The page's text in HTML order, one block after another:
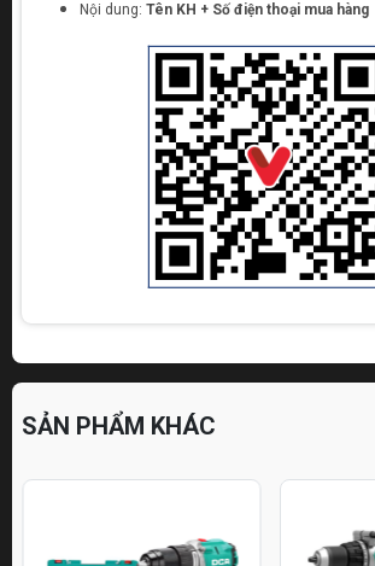
Nội dung: Tên KH + Số điện thoại mua hàng
SẢN PHẨM KHÁC